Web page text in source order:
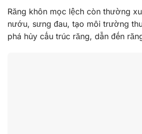
Răng khôn mọc lệch còn thường
nướu, sưng đau, tạo môi trường
phá hủy cấu trúc răng, dẫn đến